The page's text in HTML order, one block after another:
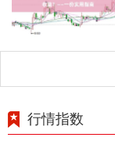
行情指数